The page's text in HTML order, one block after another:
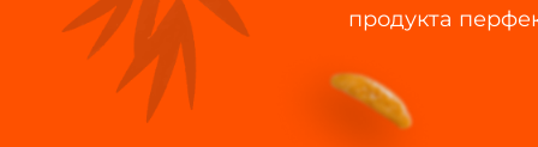
продукта